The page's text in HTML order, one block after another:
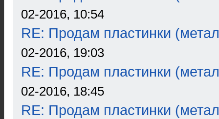
02-2016, 10:54
RE: Продам пластинки
02-2016, 19:03
RE: Продам пластинки
02-2016, 18:45
RE: Продам пластинки